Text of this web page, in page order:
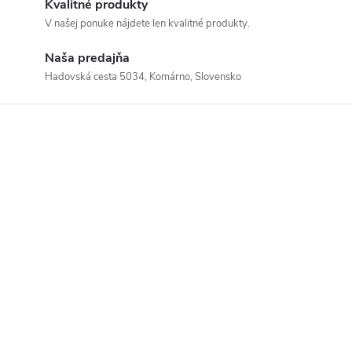
Kvalitné produkty
V našej ponuke nájdete len kvalitné produkty.
Naša predajňa
Hadovská cesta 5034, Komárno, Slovensko